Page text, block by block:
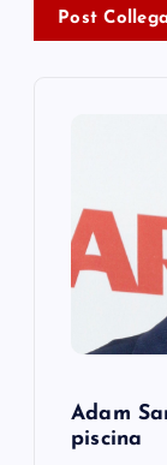
v
Post
Adam
piscina